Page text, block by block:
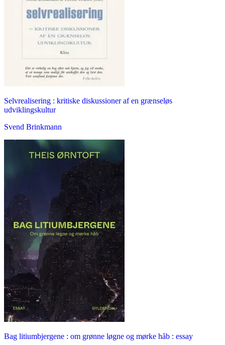
Selvrealisering : kritiske diskussioner af en grænseløs
udviklingskultur
Svend Brinkmann
Bag litiumbjergene : om grønne løgne og mørke håb : essay